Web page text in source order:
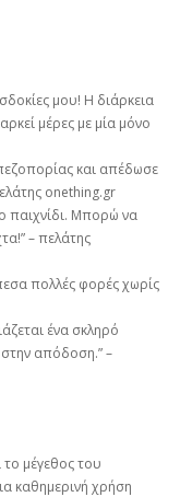
μου! Η διάρκεια
μέρες με μία μόνο
και απέδωσε
onething.gr
παιχνίδι. Μπορώ να
– πελάτης
πολλές φορές χωρίς
ένα σκληρό
απόδοση.” –
το μέγεθος του
καθημερινή χρήση